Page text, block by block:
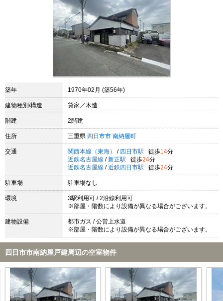
築年 1970年02月 (築56年)
建物種別/構造 貸家／木造
階建 2階建
住所 三重県 四日市市 南納屋町
交通 関西本線（東海） / 四日市駅 徒歩14分
近鉄名古屋線 / 新正駅 徒歩24分
近鉄名古屋線 / 近鉄四日市駅 徒歩24分
駐車場 駐車場なし
環境
3駅利用可 / 2沿線利用可
※部屋・階数により設備が異なる場合がございます。
建物設備
都市ガス / 公営上水道
※部屋・階数により設備が異なる場合がございます。
四日市市南納屋戸建周辺の空室物件